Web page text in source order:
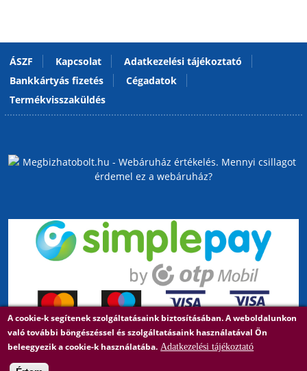
ÁSZF Kapcsolat
Adatkezelési tájékoztató
Bankkártyás fizetés
Cégadatok
Termékvisszaküldés
A cookie-k segítenek szolgáltatásaink biztosításában. A weboldalunkon
való további böngészéssel és szolgáltatásaink használatával Ön
beleegyezik a cookie-k használatába. Adatkezelési tájékoztató